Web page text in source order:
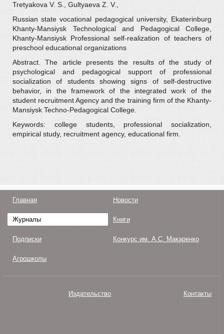
Tretyakova V. S., Gultyaevа Z. V.,
Russian state vocational pedagogical university, Ekaterinburg
Khanty-Mansiysk Technological and Pedagogical College,
Khanty-Mansiysk Professional self-realization of teachers of
preschool educational organizations
Abstract. The article presents the results of the study of
psychological and pedagogical support of professional
socialization of students showing signs of self-destructive
behavior, in the framework of the integrated work of the
student recruitment Agency and the training firm of the Khanty-
Mansiysk Techno-Pedagogical College.
Keywords: college students, professional socialization,
empirical study, recruitment agency, educational firm.
Главная Новости
Журналы Книги
Подписки Конкурс им. А.С. Макаренко
Агрошколы
Издательство Контакты